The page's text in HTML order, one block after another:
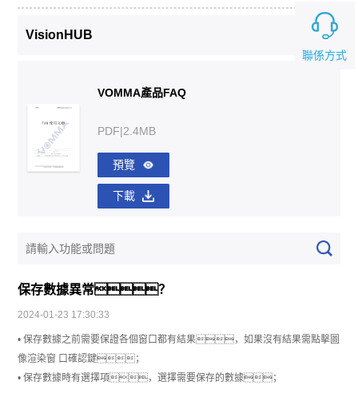
VisionHUB
VOMMA產品FAQ
PDF|2.4MB
預覽
下載
保存數據異常？
2024-01-23 17:30:33
• 保存數據之前需要保證各個窗口都有結果，如果沒有結果需點擊圖
像渲染窗 口確認鍵；
• 保存數據時有選擇項，選擇需要保存的數據；
聯係方式